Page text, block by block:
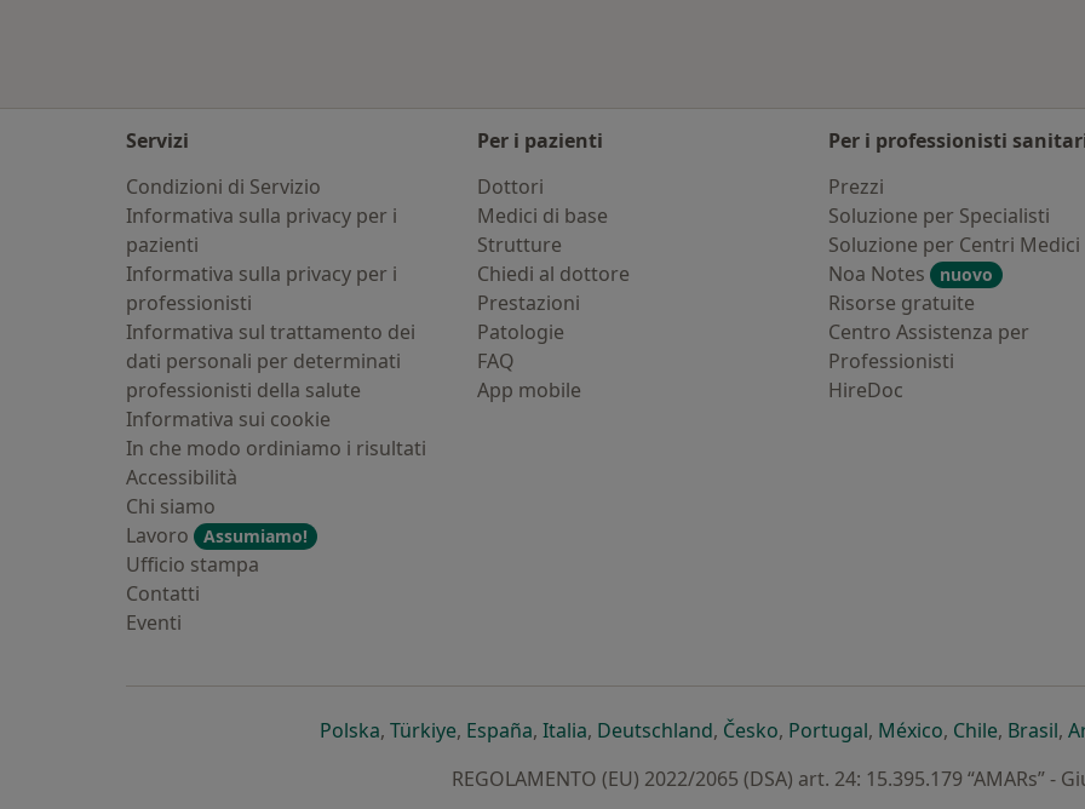
Servizi
Condizioni di Servizio
Informativa sulla privacy per i
pazienti
Informativa sulla privacy per i
professionisti
Informativa sul trattamento dei
dati personali per determinati
professionisti della salute
Informativa sui cookie
In che modo ordiniamo i risultati
Accessibilità
Chi siamo
Lavoro
Assumiamo!
Ufficio stampa
Contatti
Eventi
Per i pazienti
Dottori
Medici di base
Strutture
Chiedi al dottore
Prestazioni
Patologie
FAQ
App mobile
Per i professionisti
Prezzi
Soluzione per Specialisti
Soluzione per Centri Medici
Noa Notes
nuovo
Risorse gratuite
Centro Assistenza per
Professionisti
HireDoc
Polskasi apre in una nuova scheda
, Türkiyesi apre in una nuova scheda
, Españasi apre in una nuova scheda
, Italiasi apre in una nuova scheda
, Deutschlandsi apre in una nuova scheda
, Českosi apre in una nuova scheda
, Portugalsi apre in una nuova
, Méxicosi apre in una
, Chilesi apre in
, Brasilsi
,
REGOLAMENTO (EU) 2022/2065 (DSA) art. 24: 15.395.179 “AMARs” -